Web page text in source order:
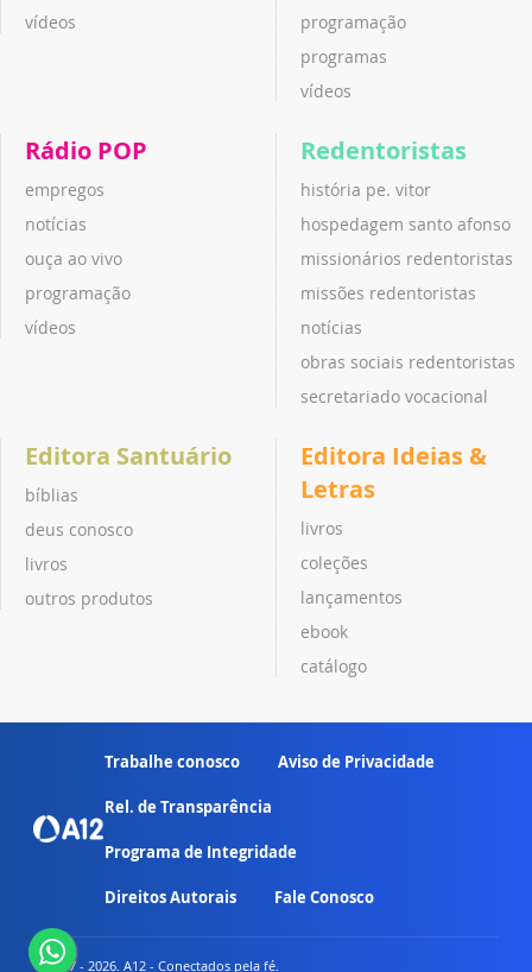
vídeos
programação
programas
vídeos
Rádio POP
empregos
notícias
ouça ao vivo
programação
vídeos
Redentoristas
história pe. vitor
hospedagem santo afonso
missionários redentoristas
missões redentoristas
notícias
obras sociais redentoristas
secretariado vocacional
Editora Santuário
bíblias
deus conosco
livros
outros produtos
Editora Ideias &
Letras
livros
coleções
lançamentos
ebook
catálogo
Trabalhe conosco Aviso de Privacidade
Rel. de Transparência
Programa de Integridade
Direitos Autorais Fale Conosco
© 2007 - 2026. A12 - Conectados pela fé.